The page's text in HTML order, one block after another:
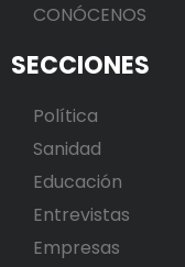
CONÓCENOS
SECCIONES
Política
Sanidad
Educación
Entrevistas
Empresas